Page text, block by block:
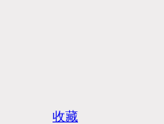
收藏